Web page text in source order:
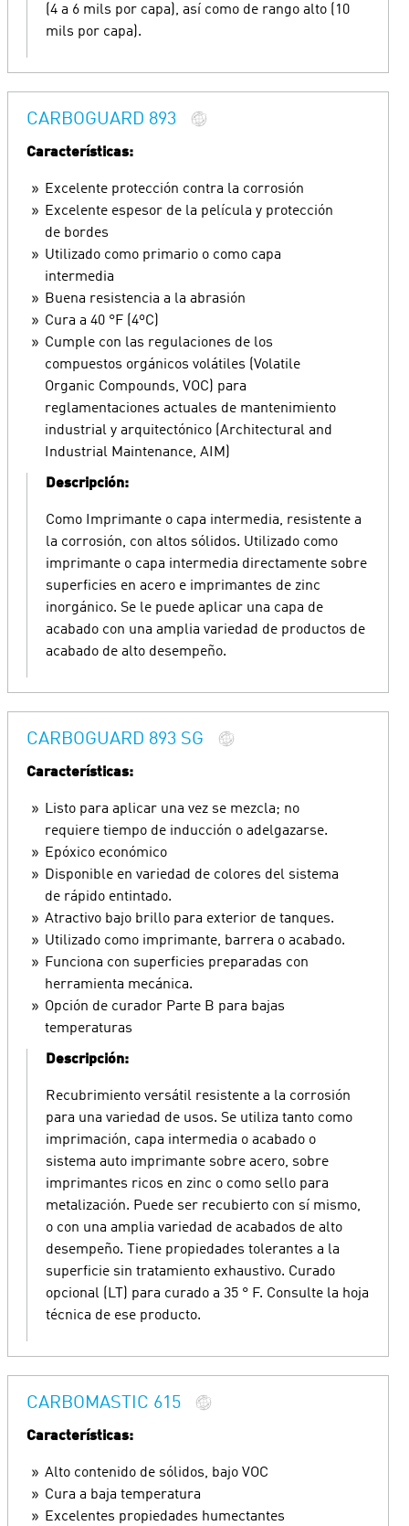
(4 a 6 mils por capa), así como de rango alto (10
mils por capa).
CARBOGUARD 893
Características:
Excelente protección contra la corrosión
Excelente espesor de la película y protección
de bordes
Utilizado como primario o como capa
intermedia
Buena resistencia a la abrasión
Cura a 40 °F (4ºC)
Cumple con las regulaciones de los
compuestos orgánicos volátiles (Volatile
Organic Compounds, VOC) para
reglamentaciones actuales de mantenimiento
industrial y arquitectónico (Architectural and
Industrial Maintenance, AIM)
Descripción:
Como Imprimante o capa intermedia, resistente a
la corrosión, con altos sólidos. Utilizado como
imprimante o capa intermedia directamente sobre
superficies en acero e imprimantes de zinc
inorgánico. Se le puede aplicar una capa de
acabado con una amplia variedad de productos de
acabado de alto desempeño.
CARBOGUARD 893 SG
Características:
Listo para aplicar una vez se mezcla; no
requiere tiempo de inducción o adelgazarse.
Epóxico económico
Disponible en variedad de colores del sistema
de rápido entintado.
Atractivo bajo brillo para exterior de tanques.
Utilizado como imprimante, barrera o acabado.
Funciona con superficies preparadas con
herramienta mecánica.
Opción de curador Parte B para bajas
temperaturas
Descripción:
Recubrimiento versátil resistente a la corrosión
para una variedad de usos. Se utiliza tanto como
imprimación, capa intermedia o acabado o
sistema auto imprimante sobre acero, sobre
imprimantes ricos en zinc o como sello para
metalización. Puede ser recubierto con sí mismo,
o con una amplia variedad de acabados de alto
desempeño. Tiene propiedades tolerantes a la
superficie sin tratamiento exhaustivo. Curado
opcional (LT) para curado a 35 ° F. Consulte la hoja
técnica de ese producto.
CARBOMASTIC 615
Características:
Alto contenido de sólidos, bajo VOC
Cura a baja temperatura
Excelentes propiedades humectantes